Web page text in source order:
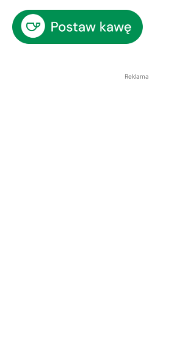
Reklama